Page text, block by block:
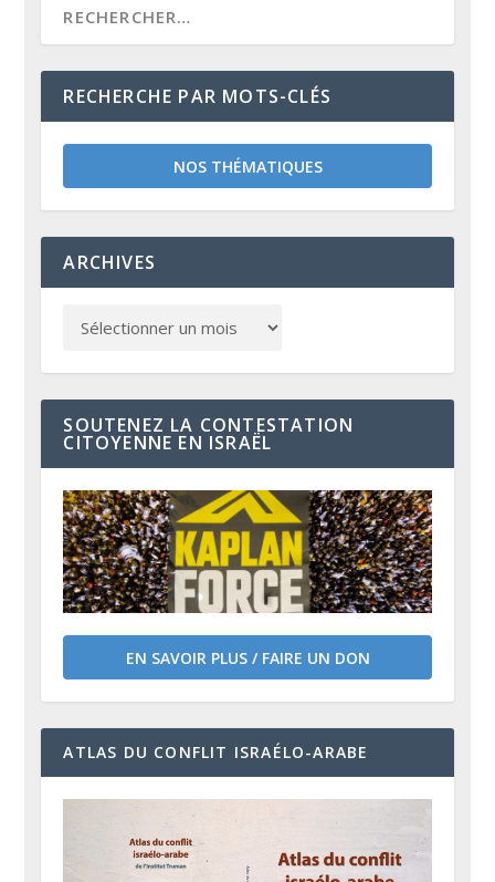
RECHERCHE PAR MOTS-CLÉS
NOS THÉMATIQUES
ARCHIVES
SOUTENEZ LA CONTESTATION
CITOYENNE EN ISRAËL
EN SAVOIR PLUS / FAIRE UN DON
ATLAS DU CONFLIT ISRAÉLO-ARABE